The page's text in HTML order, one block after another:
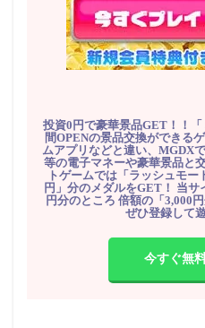
投資0円で豪華景品GET！！
間OPENの景品交換ができる
ムアプリなどと違い、MGDX
等の電子マネーや豪華景品と
トゲームでは「ラッシュモ
円」分のメダルをGET！ 当サ
円分のところ 倍額の「3,000
ぜひ登録して
今すぐ無